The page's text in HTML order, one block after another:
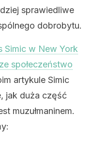
sprawiedliwe
dobrobytu.
Simic w New York
społeczeństwo
artykule Simic
jak duża część
muzułmaninem.